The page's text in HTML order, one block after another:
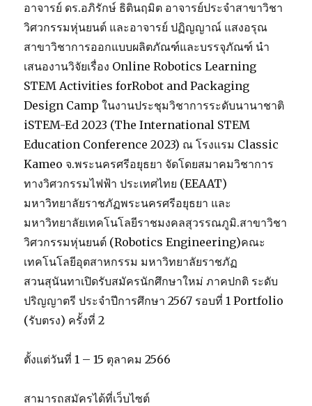
อาจารย์ ดร.อภิรักษ์ ธิตินฤมิต อาจารย์ประจำสาขาวิชา
วิศวกรรมหุ่นยนต์ และอาจารย์ ปฏิญญาณ์ แสงอรุณ
สาขาวิชาการออกแบบผลิตภัณฑ์และบรรจุภัณฑ์ นำ
เสนองานวิจัยเรื่อง Online Robotics Learning
STEM Activities forRobot and Packaging
Design Camp ในงานประชุมวิชาการระดับนานาชาติ
iSTEM-Ed 2023 (The International STEM
Education Conference 2023) ณ โรงแรม Classic
Kameo จ.พระนครศรีอยุธยา จัดโดยสมาคมวิชาการ
ทางวิศวกรรมไฟฟ้า ประเทศไทย (EEAAT)
มหาวิทยาลัยราชภัฏพระนครศรีอยุธยา และ
มหาวิทยาลัยเทคโนโลยีราชมงคลสุวรรณภูมิ.สาขาวิชา
วิศวกรรมหุ่นยนต์ (Robotics Engineering)คณะ
เทคโนโลยีอุตสาหกรรม มหาวิทยาลัยราชภัฏ
สวนสุนันทาเปิดรับสมัครนักศึกษาใหม่ ภาคปกติ ระดับ
ปริญญาตรี ประจำปีการศึกษา 2567 รอบที่ 1 Portfolio
(รับตรง) ครั้งที่ 2
ตั้งแต่วันที่ 1 – 15 ตุลาคม 2566
สามารถสมัครได้ที่เว็บไซต์